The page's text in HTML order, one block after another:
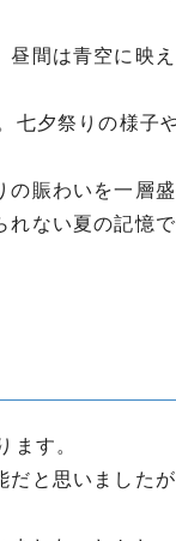
間は青空に映
七夕祭りの様子
賑わいを一層盛
ない夏の記憶で
ます。
と思いました